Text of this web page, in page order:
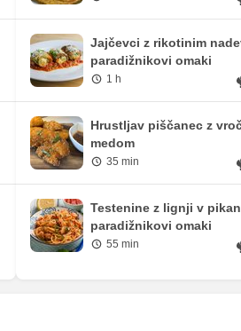
Jajčevci z rikotinim
paradižnikovi omaki
1 h
Hrustljav piščanec z
medom
35 min
Testenine z lignji v
paradižnikovi omaki
55 min